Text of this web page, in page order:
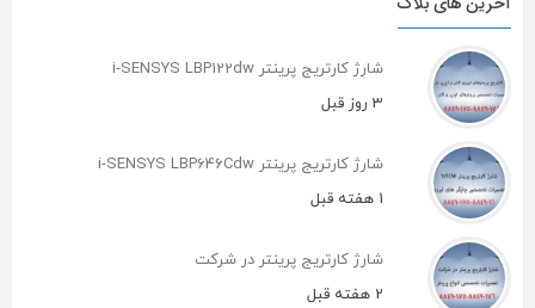
شارژ کارتریج پرینتر i-SENSYS LBP122dw
3 روز قبل
شارژ کارتریج پرینتر i-SENSYS LBP646Cdw
1 هفته قبل
شارژ کارتریج پرینتر در شرکت
2 هفته قبل